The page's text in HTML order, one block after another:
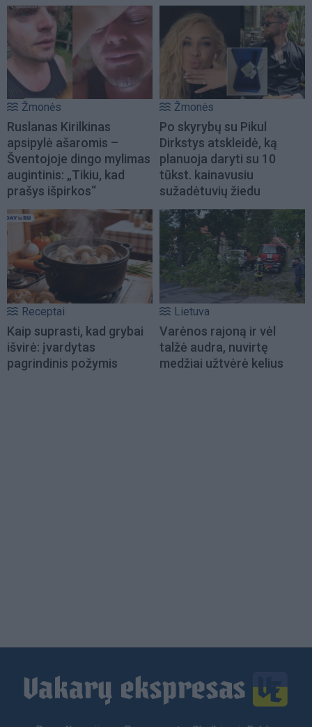
Žmonės
Ruslanas Kirilkinas
apsipylė ašaromis –
Šventojoje dingo mylimas
augintinis: „Tikiu, kad
prašys išpirkos“
Žmonės
Po skyrybų su Pikul
Dirkstys atskleidė, ką
planuoja daryti su 10
tūkst. kainavusiu
sužadėtuvių žiedu
Receptai
Kaip suprasti, kad grybai
išvirė: įvardytas
pagrindinis požymis
Lietuva
Varėnos rajoną ir vėl
talžė audra, nuvirtę
medžiai užtvėrė kelius